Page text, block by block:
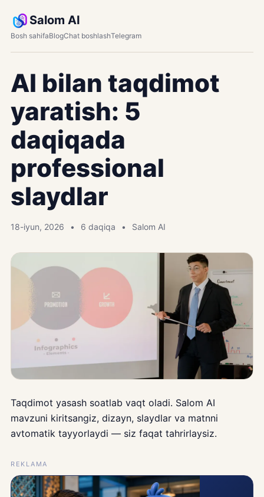
Salom AI
Bosh sahifaBlogChat boshlashTelegram
AI bilan taqdimot
yaratish: 5
daqiqada
professional
slaydlar
18-iyun, 2026 6 daqiqa Salom AI
Taqdimot yasash soatlab vaqt oladi. Salom AI
mavzuni kiritsangiz, dizayn, slaydlar va matnni
avtomatik tayyorlaydi — siz faqat tahrirlaysiz.
REKLAMA